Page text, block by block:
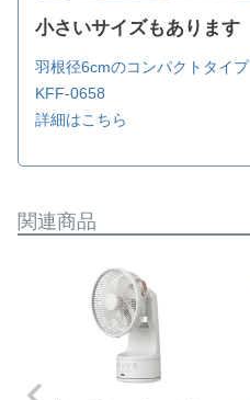
小さいサイズもあります
羽根径6cmのコンパクトタイプ
KFF-0658
詳細はこちら
関連商品